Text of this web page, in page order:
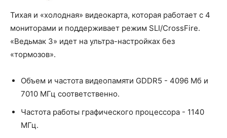
Тихая и «холодная» видеокарта, которая работает с 4
мониторами и поддерживает режим SLI/CrossFire.
«Ведьмак 3» идет на ультра-настройках без
«тормозов».
Объем и частота видеопамяти GDDR5 - 4096 Мб и
7010 МГц соответственно.
Частота работы графического процессора - 1140
МГц.